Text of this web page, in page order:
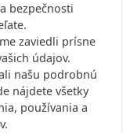
bezpečnosti
zaviedli prísne
údajov.
našu podrobnú
nájdete všetky
používania a